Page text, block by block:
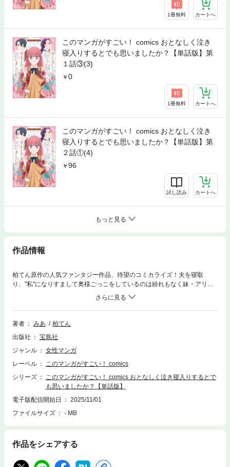
1冊無料 カートへ
このマンガがすごい！ comics おとなしく泣き
寝入りするとでも思いましたか？【単話版】第
１話③(3)
0
1冊無料 カートへ
このマンガがすごい！ comics おとなしく泣き
寝入りするとでも思いましたか？【単話版】第
２話①(4)
96
試し読み カートへ
もっと見る
作品情報
柏てん原作の人気ファンタジー作品、待望のコミカライズ！夫を寝取
り、"私"になりすまして奥様ごっこをしているのは紛れもなく妹・アリ
ス。ならば私は妹になりすまして、魔法学校に通います！そしてひとりで
も生きていけるよう、自立した大人になるために学びます！でも、早速ク
ラスメイトの超俺様王子に正体がバレたうえ、なぜか求婚までされてしま
い――!?
著者 みあ
柏てん
出版社
宝島社
ジャンル
女性マンガ
レーベル
このマンガがすごい！ comics
シリーズ
このマンガがすごい！ comics おとなしく泣き寝入りするとで
も思いましたか？【単話版】
電子版配信開始日
2025/11/01
ファイルサイズ
- MB
作品をシェアする